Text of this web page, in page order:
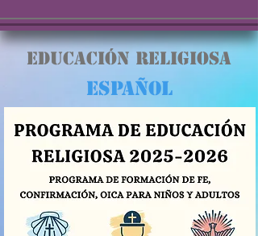
Educación Religiosa
Español